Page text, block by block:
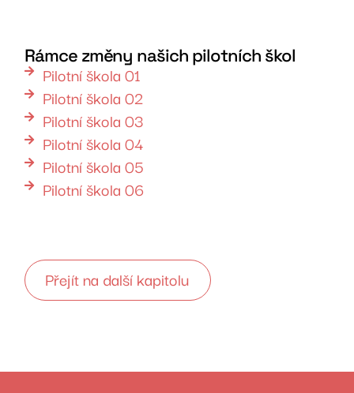
Rámce změny našich pilotních škol
Pilotní škola 01
Pilotní škola 02
Pilotní škola 03
Pilotní škola 04
Pilotní škola 05
Pilotní škola 06
Přejít na další kapitolu